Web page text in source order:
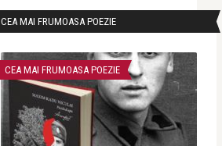
CEA MAI FRUMOASA POEZIE
CEA MAI FRUMOASA POEZIE